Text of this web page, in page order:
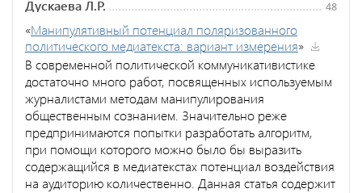
Дускаева Л.Р. 48
«Манипулятивный потенциал поляризованного
политического медиатекста: вариант измерения»
В современной политической коммуникативистике
достаточно много работ, посвященных используемым
журналистами методам манипулирования
общественным сознанием. Значительно реже
предпринимаются попытки разработать алгоритм,
при помощи которого можно было бы выразить
содержащийся в медиатекстах потенциал воздействия
на аудиторию количественно. Данная статья содержит